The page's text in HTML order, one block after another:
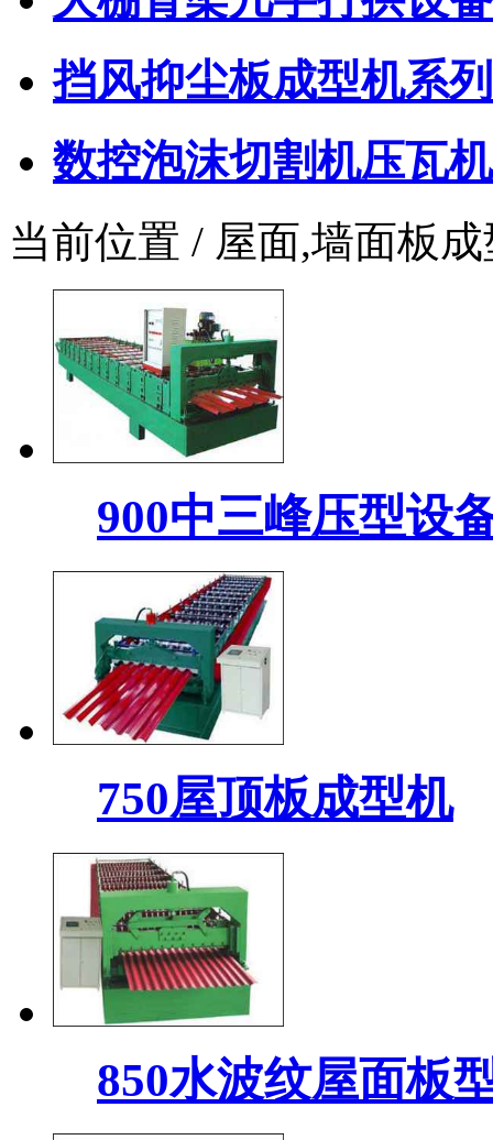
挡风抑尘板成型机系列
数控泡沫切割机压瓦
当前位置 / 屋面,墙面板
900中三峰压型设
750屋顶板成型机
850水波纹屋面板